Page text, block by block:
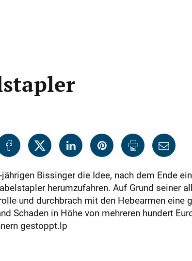
Bissinger die Idee, nach dem Ende
herumzufahren. Auf Grund seiner
und durchbrach mit den Hebearmen eine
Schaden in Höhe von mehreren hundert
gestoppt.lp